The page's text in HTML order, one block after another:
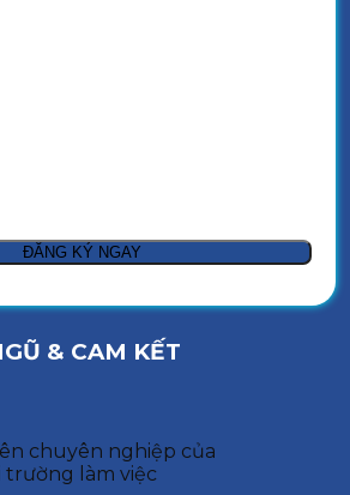
& CAM KẾT
chuyên nghiệp của
trường làm việc